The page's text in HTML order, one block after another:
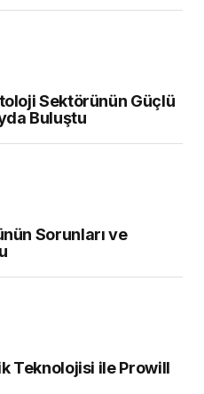
Sektörünün Güçlü
Buluştu
Sorunları ve
Teknolojisi ile Prowill